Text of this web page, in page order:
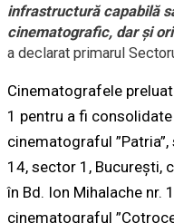
infrastructură capabilă
cinematografic, dar şi
a declarat primarul
Cinematografele
1 pentru a fi
cinematograful
14, sector 1, Bucureşti,
în Bd. Ion Mihalache nr.
cinematograful